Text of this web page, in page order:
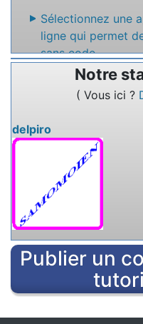
Sélectionnez une
ligne qui permet
sans code
Nommez un
rédiger des
Notre
( Vous ici ?
delpiro
Publier un